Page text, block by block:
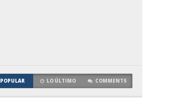
POPULAR LO ÚLTIMO COMMENTS